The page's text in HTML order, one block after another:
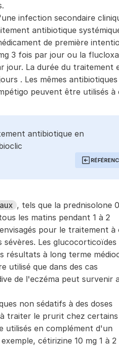
infection secondaire
antibiotique
de première
3 fois par jour ou la
jour. La durée du traitement
. Les mêmes
peuvent être utilisés à
antibiotique en
, tels que la prednisolone
les matins pendant 1 à 2
pour le traitement
sévères. Les glucocorticoïdes
résultats à long terme
utilisé que dans des cas
de l'eczéma peut survenir
non sédatifs à des doses
traiter le prurit chez certains
utilisés en complément d'un
cétirizine 10 mg 1 à 2